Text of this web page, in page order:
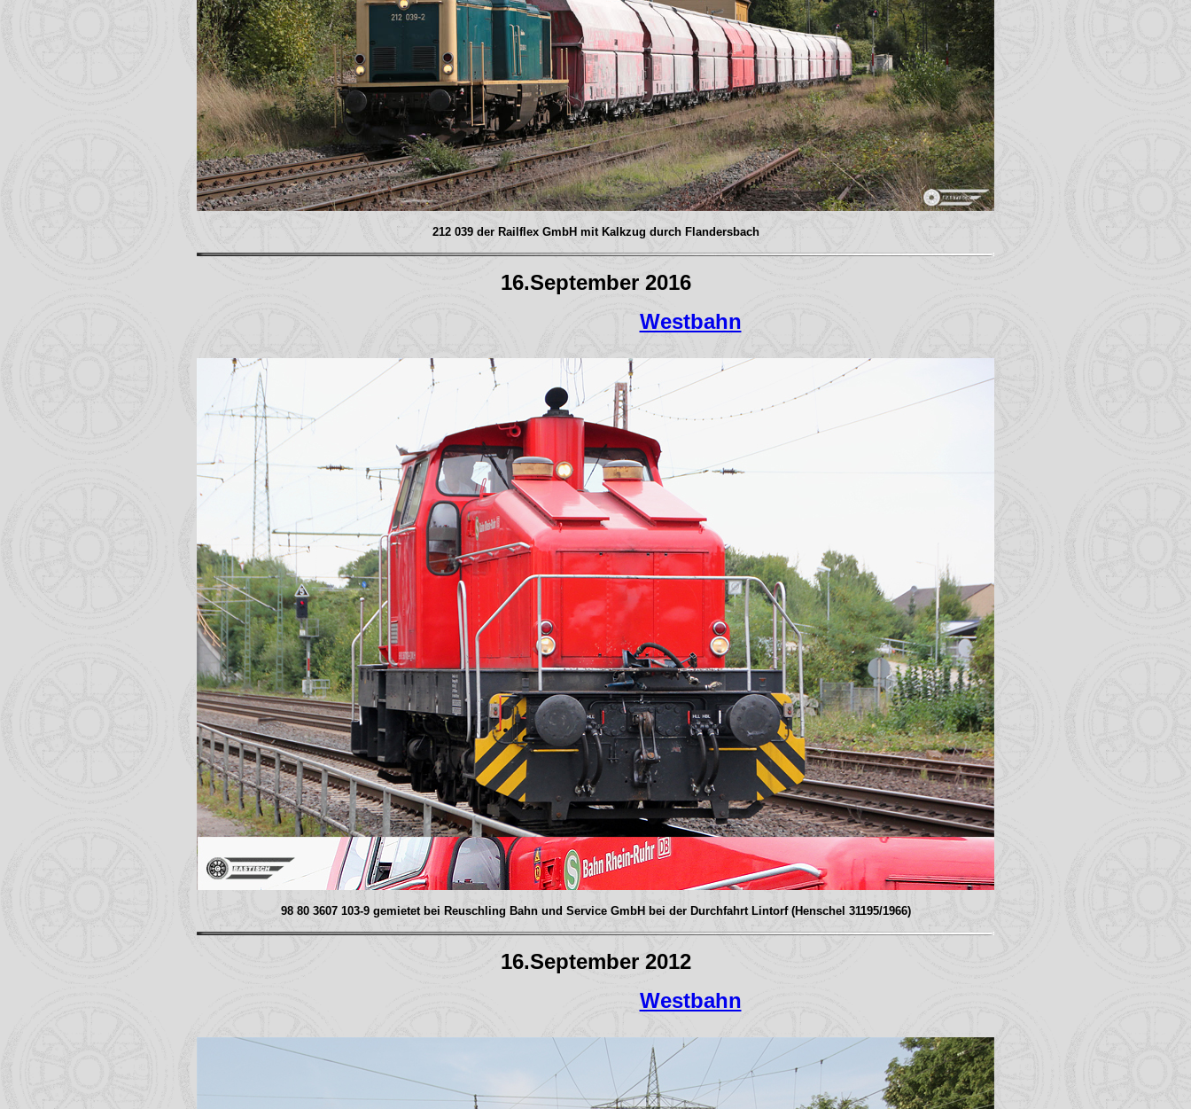
212 039 der Railflex GmbH mit Kalkzug durch Flandersbach
16.September 2016
Westbahn
98 80 3607 103-9 gemietet bei Reuschling Bahn und Service GmbH bei der Durchfahrt Lintorf (Henschel 31195/1966)
16.September 2012
Westbahn